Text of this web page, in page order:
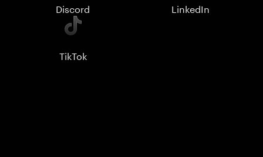
Discord LinkedIn
TikTok